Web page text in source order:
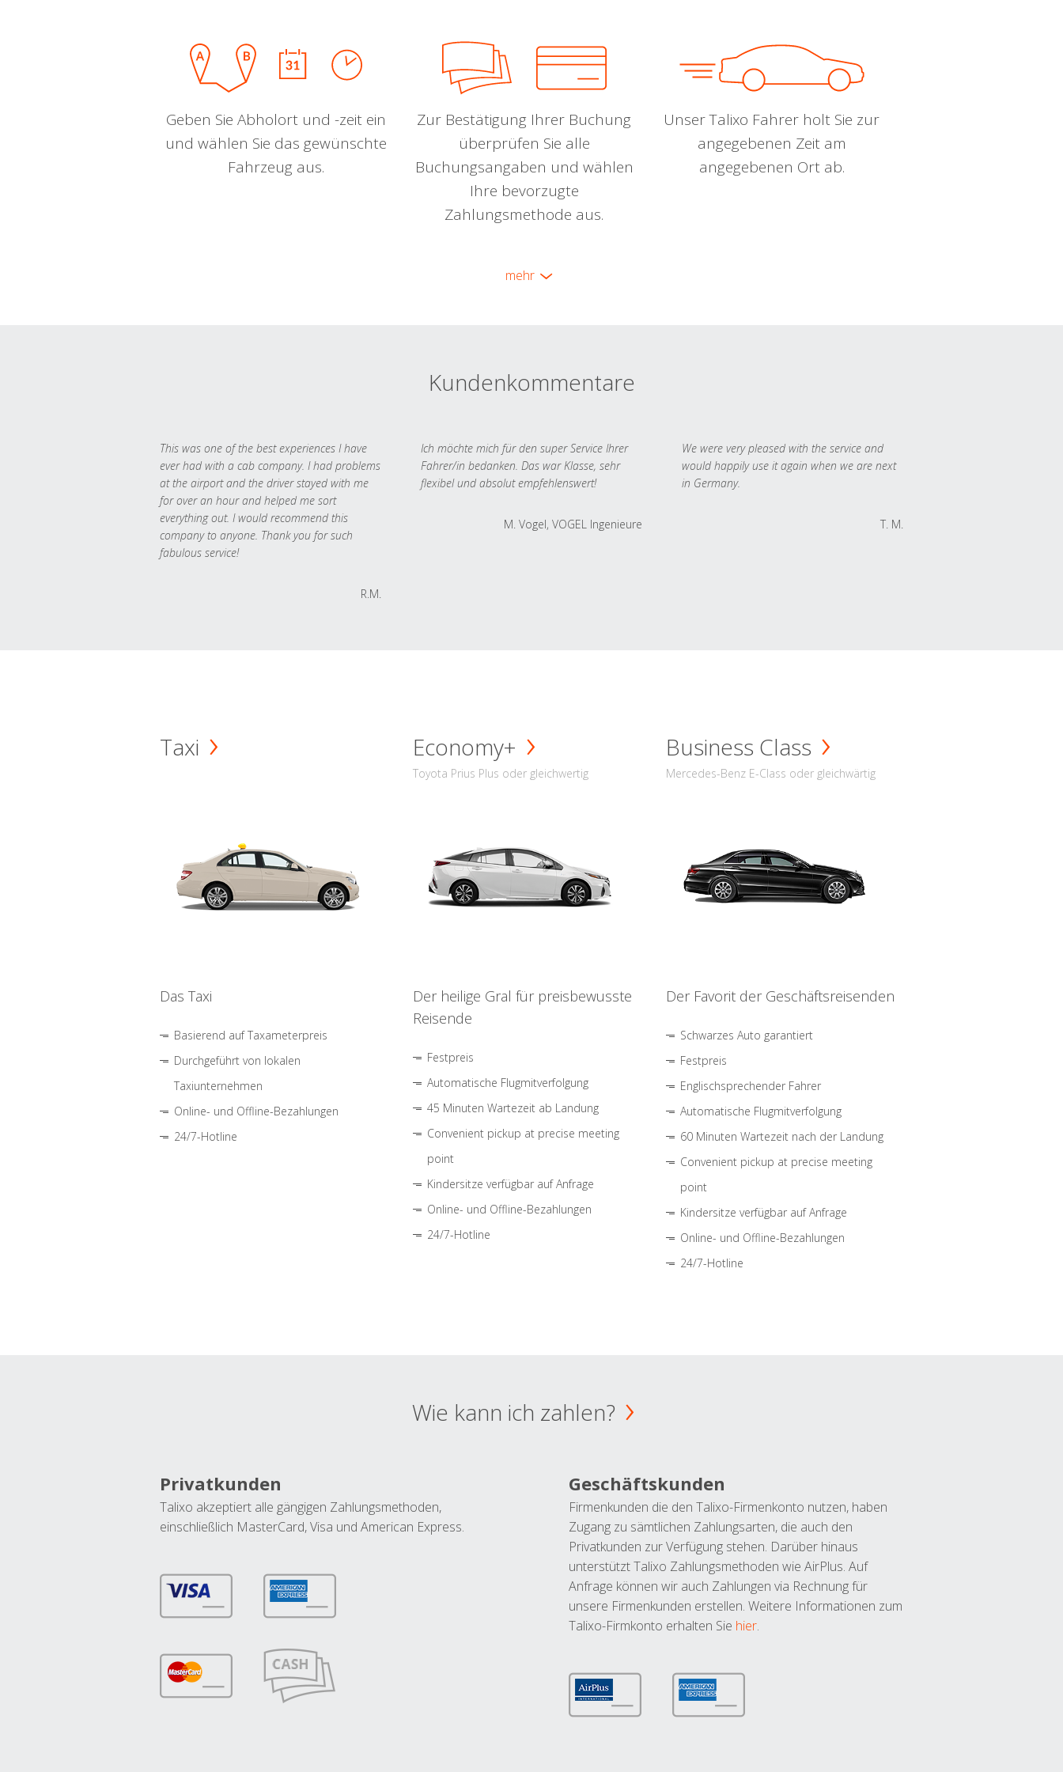
Geben Sie Abholort und -zeit ein
und wählen Sie das gewünschte
Fahrzeug aus.
Zur Bestätigung Ihrer Buchung
überprüfen Sie alle
Buchungsangaben und wählen
Ihre bevorzugte
Zahlungsmethode aus.
Unser Talixo Fahrer holt Sie zur
angegebenen Zeit am
angegebenen Ort ab.
mehr
Kundenkommentare
This was one of the best experiences I have
ever had with a cab company. I had problems
at the airport and the driver stayed with me
for over an hour and helped me sort
everything out. I would recommend this
company to anyone. Thank you for such
fabulous service!
R.M.
Ich möchte mich für den super Service Ihrer
Fahrer/in bedanken. Das war Klasse, sehr
flexibel und absolut empfehlenswert!
M. Vogel, VOGEL Ingenieure
We were very pleased with the service and
would happily use it again when we are next
in Germany.
T. M.
Taxi
Das Taxi
Basierend auf Taxameterpreis
Durchgeführt von lokalen
Taxiunternehmen
Online- und Offline-Bezahlungen
24/7-Hotline
Economy+
Toyota Prius Plus oder gleichwertig
Der heilige Gral für preisbewusste
Reisende
Festpreis
Automatische Flugmitverfolgung
45 Minuten Wartezeit ab Landung
Convenient pickup at precise meeting
point
Kindersitze verfügbar auf Anfrage
Online- und Offline-Bezahlungen
24/7-Hotline
Business Class
Mercedes-Benz E-Class oder gleichwärtig
Der Favorit der Geschäftsreisenden
Schwarzes Auto garantiert
Festpreis
Englischsprechender Fahrer
Automatische Flugmitverfolgung
60 Minuten Wartezeit nach der Landung
Convenient pickup at precise meeting
point
Kindersitze verfügbar auf Anfrage
Online- und Offline-Bezahlungen
24/7-Hotline
Wie kann ich zahlen?
Privatkunden
Talixo akzeptiert alle gängigen Zahlungsmethoden,
einschließlich MasterCard, Visa und American Express.
Geschäftskunden
Firmenkunden die den Talixo-Firmenkonto nutzen, haben
Zugang zu sämtlichen Zahlungsarten, die auch den
Privatkunden zur Verfügung stehen. Darüber hinaus
unterstützt Talixo Zahlungsmethoden wie AirPlus. Auf
Anfrage können wir auch Zahlungen via Rechnung für
unsere Firmenkunden erstellen. Weitere Informationen zum
Talixo-Firmkonto erhalten Sie hier.